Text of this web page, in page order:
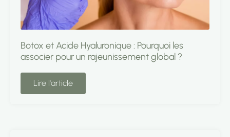
Botox et Acide Hyaluronique : Pourquoi les
associer pour un rajeunissement global ?
Lire l'article